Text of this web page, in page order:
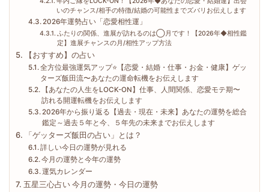
いのチャンス/相手の特徴/結婚の可能性までズバリお伝えします
2026年運勢占い「恋愛相性運」
ふたりの関係、進展が訪れるのは◯月です！【2026年◆相性鑑
定】進展チャンスの月/相性アップ方法
【おすすめ】の占い
全方位最強運気アップ⭐️【恋愛・結婚・仕事・お金・健康】ゲッ
ターズ飯田流〜あなたの運命転機をお伝えします
【あなたの人生をLOCK-ON】仕事、人間関係、恋愛モテ期〜
訪れる開運転機をお伝えします
2026年から振り返る【過去・現在・未来】あなたの運勢を総合
鑑定～過去５年と今、５年先の未来までお伝えします
「ゲッターズ飯田の占い」とは？
詳しい今日の運勢が見れる
今月の運勢と今年の運勢
運気カレンダー
五星三心占い 今月の運勢・今日の運勢